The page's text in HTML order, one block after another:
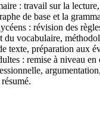
: travail sur la
de base et la
: révision des
du vocabulaire,
texte, préparation aux
: remise à niveau en